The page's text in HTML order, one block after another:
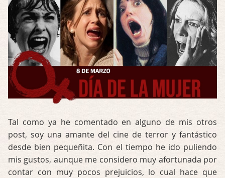
Tal como ya he comentado en alguno de mis otros
post, soy una amante del cine de terror y fantástico
desde bien pequeñita. Con el tiempo he ido puliendo
mis gustos, aunque me considero muy afortunada por
contar con muy pocos prejuicios, lo cual hace que